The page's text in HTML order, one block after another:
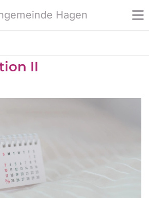
Hagen
II